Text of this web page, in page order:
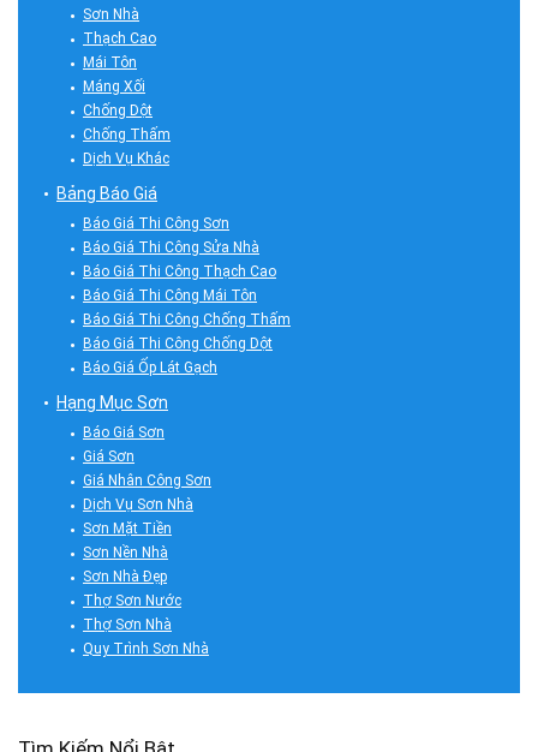
Sơn Nhà
Thạch Cao
Mái Tôn
Máng Xối
Chống Dột
Chống Thấm
Dịch Vụ Khác
Bảng Báo Giá
Báo Giá Thi Công Sơn
Báo Giá Thi Công Sửa Nhà
Báo Giá Thi Công Thạch Cao
Báo Giá Thi Công Mái Tôn
Báo Giá Thi Công Chống Thấm
Báo Giá Thi Công Chống Dột
Báo Giá Ốp Lát Gạch
Hạng Mục Sơn
Báo Giá Sơn
Giá Sơn
Giá Nhân Công Sơn
Dịch Vụ Sơn Nhà
Sơn Mặt Tiền
Sơn Nền Nhà
Sơn Nhà Đẹp
Thợ Sơn Nước
Thợ Sơn Nhà
Quy Trình Sơn Nhà